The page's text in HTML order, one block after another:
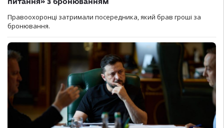
Правоохоронці затримали посередника, який брав гроші за
бронювання.